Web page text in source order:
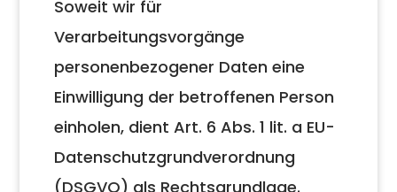
Soweit wir für
Verarbeitungsvorgänge
personenbezogener Daten eine
Einwilligung der betroffenen Person
einholen, dient Art. 6 Abs. 1 lit. a EU-
Datenschutzgrundverordnung
(DSGVO) als Rechtsgrundlage.